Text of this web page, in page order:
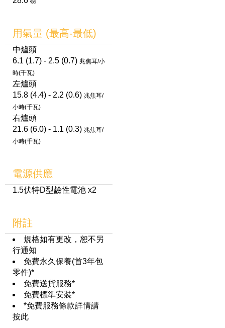
用氣量 (最高-最低)
中爐頭
6.1 (1.7) - 2.5 (0.7) 兆焦耳/小
時(千瓦)
左爐頭
15.8 (4.4) - 2.2 (0.6) 兆焦耳/
小時(千瓦)
右爐頭
21.6 (6.0) - 1.1 (0.3) 兆焦耳/
小時(千瓦)
電源供應
1.5伏特D型鹼性電池 x2
附註
規格如有更改，恕不另
行通知
免費永久保養(首3年包
零件)*
免費送貨服務*
免費標準安裝*
*免費服務條款詳情請
按此